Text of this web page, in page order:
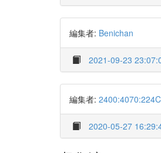
編集者: Benichan
2021-09-23
編集者:
2020-05-27